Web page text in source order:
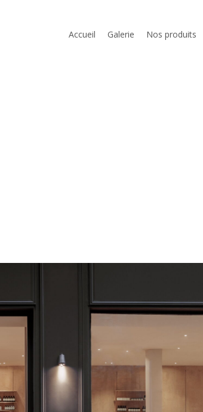
Accueil Galerie Nos produits